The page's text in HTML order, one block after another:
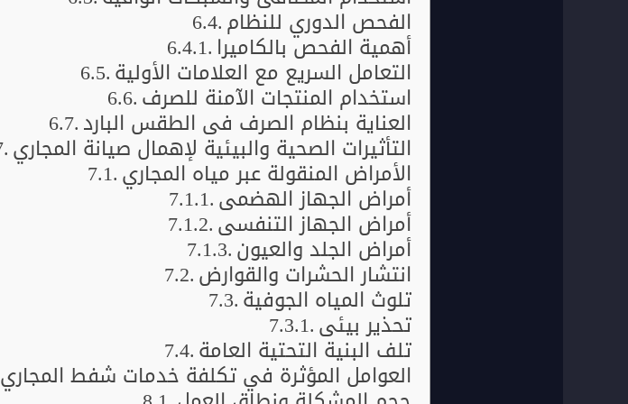
الفحص الدوري للنظام
أهمية الفحص بالكاميرا
التعامل السريع مع العلامات الأولية
استخدام المنتجات الآمنة للصرف
العناية بنظام الصرف في الطقس البارد
التأثيرات الصحية والبيئية لإهمال صيانة المجاري
الأمراض المنقولة عبر مياه المجاري
أمراض الجهاز الهضمي
أمراض الجهاز التنفسي
أمراض الجلد والعيون
انتشار الحشرات والقوارض
تلوث المياه الجوفية
تحذير بيئي
تلف البنية التحتية العامة
العوامل المؤثرة في تكلفة خدمات شفط المجاري